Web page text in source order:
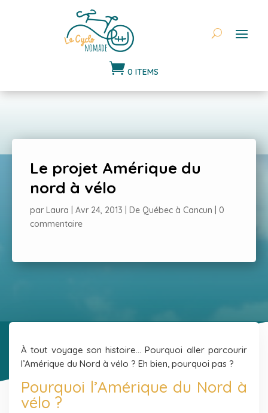
 0 ITEMS
Le projet Amérique du
nord à vélo
par Laura Avr 24, 2013 De Québec à Cancun
0
commentaire
À tout voyage son histoire… Pourquoi aller parcourir
l’Amérique du Nord à vélo ? Eh bien, pourquoi pas ?
Pourquoi l’Amérique du Nord à
vélo ?